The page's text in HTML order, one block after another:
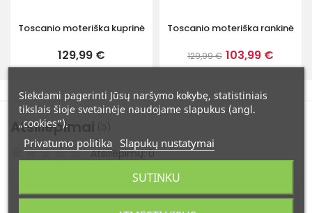
Toscanio moteriška kuprinė
129,99 €
Toscanio moteriška rankinė
129,99 € 103,99 €
Atsiliepimai
Atsiliepimų: 0
Siekdami pagerinti Jūsų naršymo kokybę, statistiniais
tikslais šioje svetainėje naudojame slapukus (angl.
„cookies“).
Privatumo politika Slapukų nustatymai
SUTINKU